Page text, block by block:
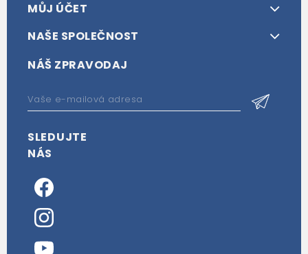
MŮJ ÚČET
NAŠE SPOLEČNOST
NÁŠ ZPRAVODAJ
SLEDUJTE
NÁS